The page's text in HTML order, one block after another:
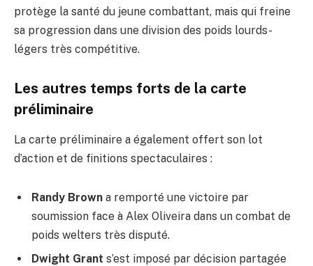
protège la santé du jeune combattant, mais qui freine
sa progression dans une division des poids lourds-
légers très compétitive.
Les autres temps forts de la carte
préliminaire
La carte préliminaire a également offert son lot
d’action et de finitions spectaculaires :
Randy Brown a remporté une victoire par
soumission face à Alex Oliveira dans un combat de
poids welters très disputé.
Dwight Grant s’est imposé par décision partagée